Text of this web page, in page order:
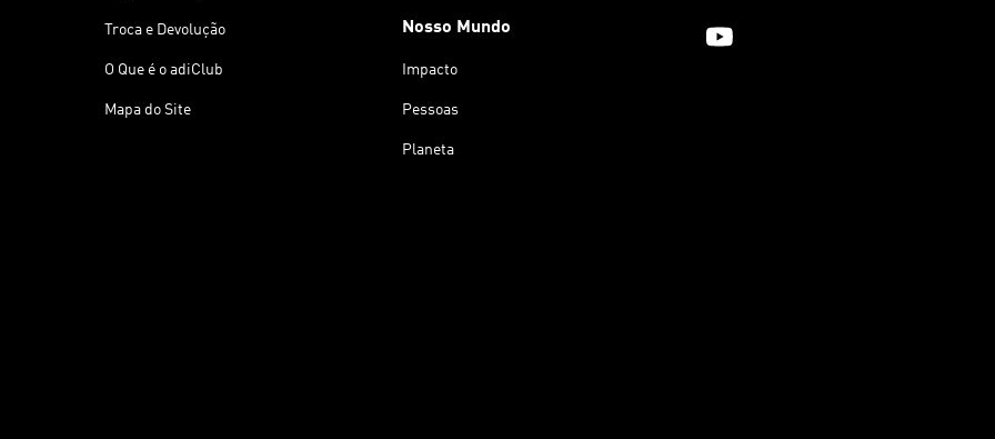
Troca e Devolução
O Que é o adiClub
Mapa do Site
Nosso Mundo
Impacto
Pessoas
Planeta